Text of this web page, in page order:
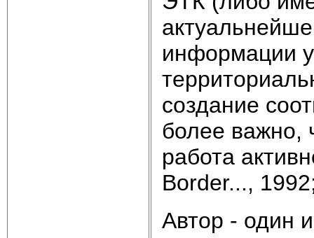
информации
создание
более важно,
работа
Border...,
Автор - один